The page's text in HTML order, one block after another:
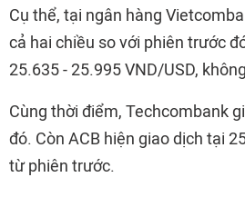
Cụ thể, tại ngân hàng
cả hai chiều so với phiên trước
25.635 - 25.995 VND/USD,
Cùng thời điểm, Techcombank
đó. Còn ACB hiện giao dịch tại
từ phiên trước.